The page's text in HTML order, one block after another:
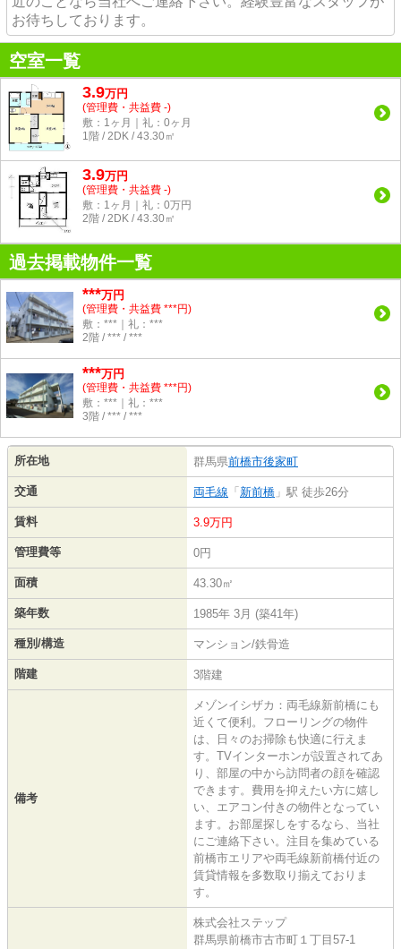
お待ちしております。
空室一覧
3.9万円
(管理費・共益費 -)
敷：1ヶ月｜礼：0ヶ月
1階 / 2DK / 43.30㎡
3.9万円
(管理費・共益費 -)
敷：1ヶ月｜礼：0万円
2階 / 2DK / 43.30㎡
過去掲載物件一覧
***万円
(管理費・共益費 ***円)
敷：***｜礼：***
2階 / *** / ***
***万円
(管理費・共益費 ***円)
敷：***｜礼：***
3階 / *** / ***
所在地 群馬県前橋市後家町
交通 両毛線 「 新前橋 」駅 徒歩26分
賃料 3.9万円
管理費等 0円
面積 43.30㎡
築年数 1985年 3月 (築41年)
種別/構造 マンション/鉄骨造
階建 3階建
備考
メゾンイシザカ：両毛線新前橋にも
近くて便利。フローリングの物件
は、日々のお掃除も快適に行えま
す。TVインターホンが設置されてあ
り、部屋の中から訪問者の顔を確認
できます。費用を抑えたい方に嬉し
い、エアコン付きの物件となってい
ます。お部屋探しをするなら、当社
にご連絡下さい。注目を集めている
前橋市エリアや両毛線新前橋付近の
賃貸情報を多数取り揃えておりま
す。
株式会社ステップ
群馬県前橋市古市町１丁目57-1